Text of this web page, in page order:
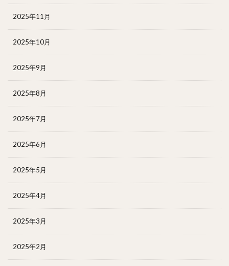
2025年11月
2025年10月
2025年9月
2025年8月
2025年7月
2025年6月
2025年5月
2025年4月
2025年3月
2025年2月